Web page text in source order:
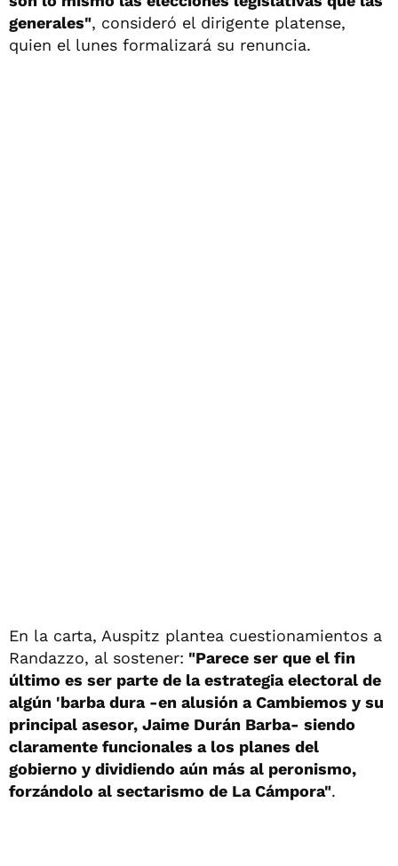
generales", consideró el dirigente platense,
quien el lunes formalizará su renuncia.
En la carta, Auspitz plantea cuestionamientos a
Randazzo, al sostener: "Parece ser que el fin
último es ser parte de la estrategia electoral de
algún 'barba dura -en alusión a Cambiemos y su
principal asesor, Jaime Durán Barba- siendo
claramente funcionales a los planes del
gobierno y dividiendo aún más al peronismo,
forzándolo al sectarismo de La Cámpora".